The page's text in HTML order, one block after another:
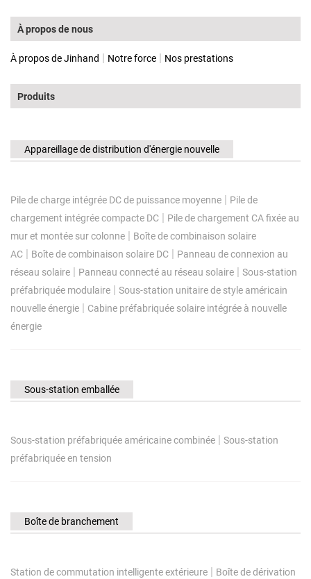
À propos de nous
À propos de Jinhand | Notre force | Nos prestations
Produits
Appareillage de distribution d'énergie nouvelle
Pile de charge intégrée DC de puissance moyenne | Pile de
chargement intégrée compacte DC | Pile de chargement CA fixée au
mur et montée sur colonne | Boîte de combinaison solaire
AC | Boîte de combinaison solaire DC | Panneau de connexion au
réseau solaire | Panneau connecté au réseau solaire | Sous-station
préfabriquée modulaire | Sous-station unitaire de style américain
nouvelle énergie | Cabine préfabriquée solaire intégrée à nouvelle
énergie
Sous-station emballée
Sous-station préfabriquée américaine combinée | Sous-station
préfabriquée en tension
Boîte de branchement
Station de commutation intelligente extérieure | Boîte de dérivation